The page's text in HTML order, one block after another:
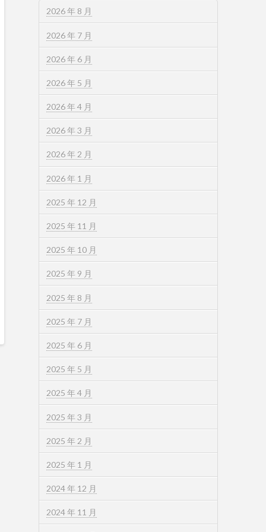
2026 年 8 月
2026 年 7 月
2026 年 6 月
2026 年 5 月
2026 年 4 月
2026 年 3 月
2026 年 2 月
2026 年 1 月
2025 年 12 月
2025 年 11 月
2025 年 10 月
2025 年 9 月
2025 年 8 月
2025 年 7 月
2025 年 6 月
2025 年 5 月
2025 年 4 月
2025 年 3 月
2025 年 2 月
2025 年 1 月
2024 年 12 月
2024 年 11 月